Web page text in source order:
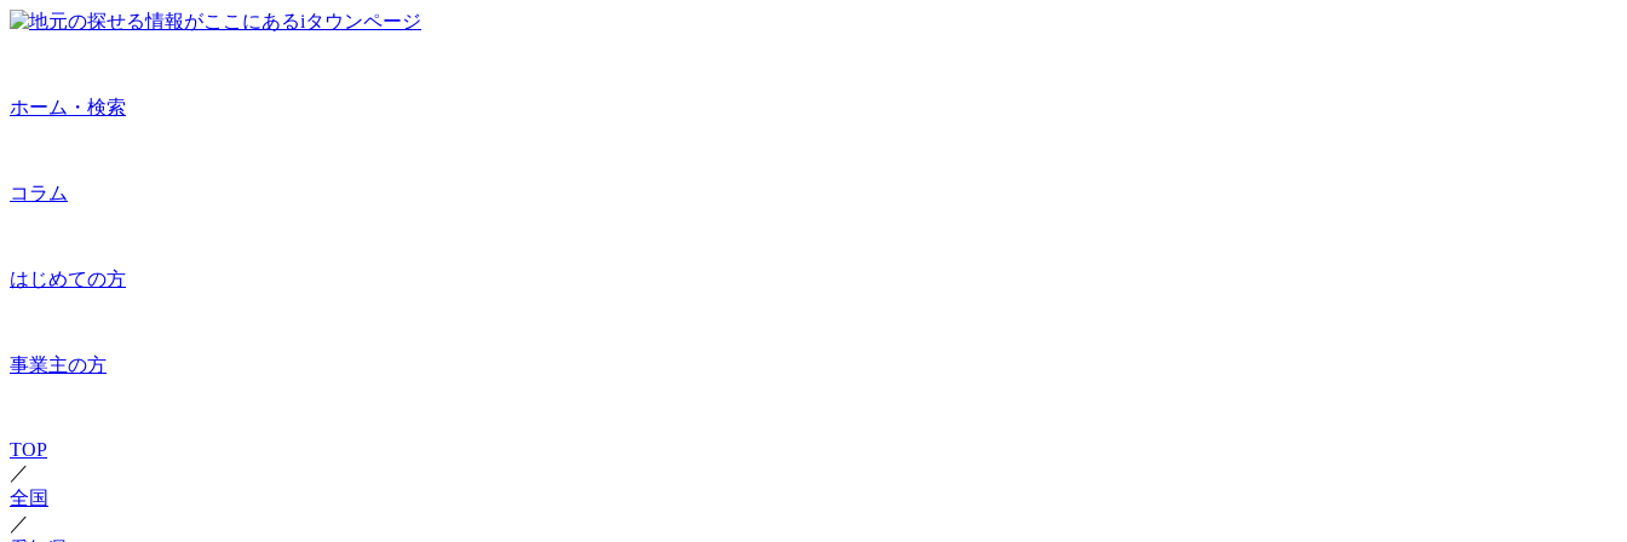
ホーム・検索
コラム
はじめての方
事業主の方
TOP
／
全国
／